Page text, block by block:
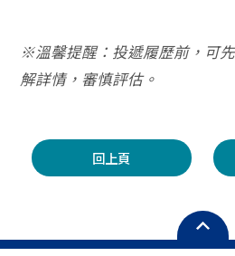
※溫馨提醒：投遞履歷前，可
解詳情，審慎評估。
回上頁